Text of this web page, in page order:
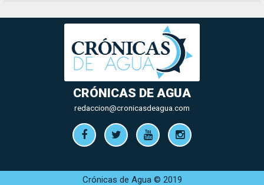
CRÓNICAS DE AGUA
redaccion@cronicasdeagua.com
Crónicas de Agua © 2019